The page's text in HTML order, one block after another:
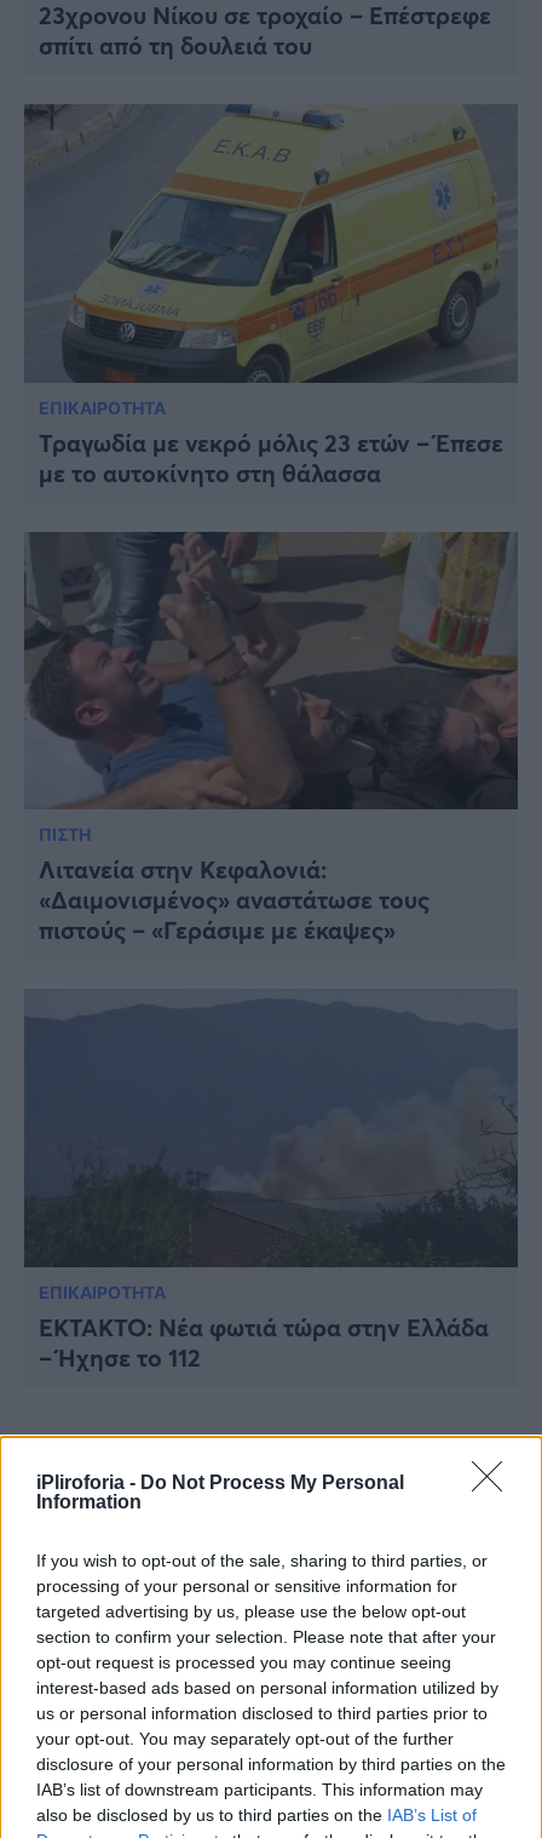
iPliroforia - Do Not Process My Personal
Information
If you wish to opt-out of the sale, sharing to third parties, or
processing of your personal or sensitive information for
targeted advertising by us, please use the below opt-out
section to confirm your selection. Please note that after your
opt-out request is processed you may continue seeing
interest-based ads based on personal information utilized by
us or personal information disclosed to third parties prior to
your opt-out. You may separately opt-out of the further
disclosure of your personal information by third parties on the
IAB’s list of downstream participants. This information may
also be disclosed by us to third parties on the IAB’s List of
23χρονου Νίκου σε τροχαίο – Επέστρεφε
σπίτι από τη δουλειά του
ΕΠΙΚΑΙΡΟΤΗΤΑ
Τραγωδία με νεκρό μόλις 23 ετών – Έπεσε
με το αυτοκίνητο στη θάλασσα
ΠΙΣΤΗ
Λιτανεία στην Κεφαλονιά:
«Δαιμονισμένος» αναστάτωσε τους
πιστούς – «Γεράσιμε με έκαψες»
ΕΠΙΚΑΙΡΟΤΗΤΑ
ΈΚΤΑΚΤΟ: Νέα φωτιά τώρα στην Ελλάδα
– Ήχησε το 112
ΕΠΙΚΑΙΡΟΤΗΤΑ
Τραγωδία στην Κεφαλονιά: Νεκρός
άνδρας